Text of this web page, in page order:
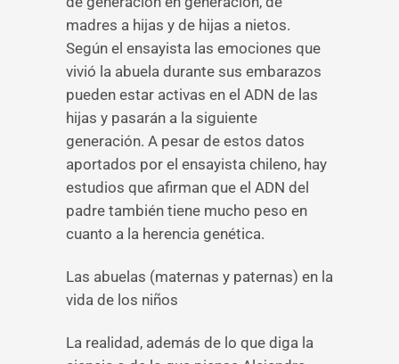
madres a hijas y de hijas a nietos.
Según el ensayista las emociones que
vivió la abuela durante sus embarazos
pueden estar activas en el ADN de las
hijas y pasarán a la siguiente
generación. A pesar de estos datos
aportados por el ensayista chileno, hay
estudios que afirman que el ADN del
padre también tiene mucho peso en
cuanto a la herencia genética.
Las abuelas (maternas y paternas) en la
vida de los niños
La realidad, además de lo que diga la